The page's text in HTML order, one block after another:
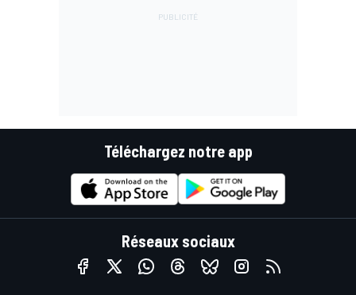
Téléchargez notre app
Réseaux sociaux